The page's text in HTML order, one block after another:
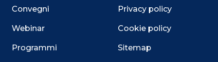
Convegni
Webinar
Programmi
Privacy policy
Cookie policy
Sitemap